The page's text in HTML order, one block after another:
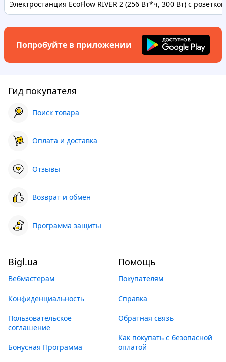
Электростанция EcoFlow RIVER 2 (256 Вт*ч, 300 Вт) с
Попробуйте в приложении
Гид покупателя
Поиск товара
Оплата и доставка
Отзывы
Возврат и обмен
Программа защиты
Bigl.ua
Вебмастерам
Конфиденциальность
Пользовательское
соглашение
Бонусная Программа
Помощь
Покупателям
Справка
Обратная связь
Как покупать с безопасной
оплатой